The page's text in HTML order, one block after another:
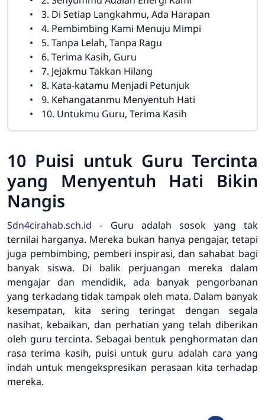
3. Di Setiap Langkahmu, Ada Harapan
4. Pembimbing Kami Menuju Mimpi
5. Tanpa Lelah, Tanpa Ragu
6. Terima Kasih, Guru
7. Jejakmu Takkan Hilang
8. Kata-katamu Menjadi Petunjuk
9. Kehangatanmu Menyentuh Hati
10. Untukmu Guru, Terima Kasih
10 Puisi untuk Guru Tercinta
yang Menyentuh Hati Bikin
Nangis
Sdn4cirahab.sch.id - Guru adalah sosok yang tak
ternilai harganya. Mereka bukan hanya pengajar, tetapi
juga pembimbing, pemberi inspirasi, dan sahabat bagi
banyak siswa. Di balik perjuangan mereka dalam
mengajar dan mendidik, ada banyak pengorbanan
yang terkadang tidak tampak oleh mata. Dalam banyak
kesempatan, kita sering teringat dengan segala
nasihat, kebaikan, dan perhatian yang telah diberikan
oleh guru tercinta. Sebagai bentuk penghormatan dan
rasa terima kasih, puisi untuk guru adalah cara yang
indah untuk mengekspresikan perasaan kita terhadap
mereka.